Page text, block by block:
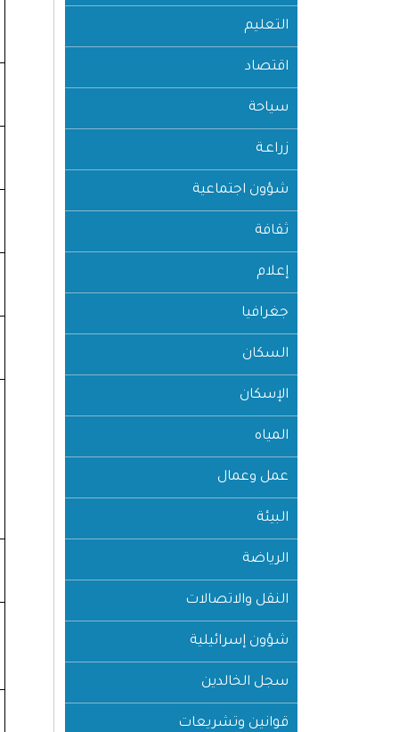
التعليم
اقتصاد
سياحة
زراعـة
شؤون اجتماعية
ثقافة
إعلام
جغرافيا
السكان
الإسكان
المياه
عمل وعمال
البيئة
الرياضة
النقل والاتصالات
شؤون إسرائيلية
سجل الخالدين
قوانين وتشريعات